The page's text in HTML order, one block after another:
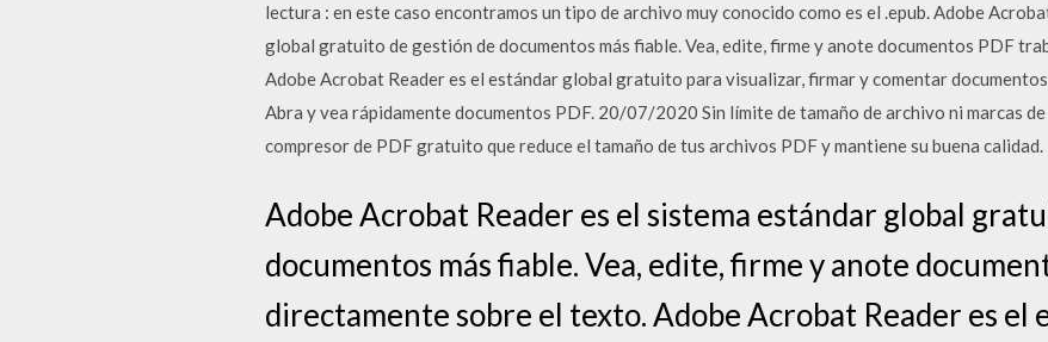
lectura : en este caso encontramos un tipo de archivo muy conocido como es el .epub. Adobe
global gratuito de gestión de documentos más fiable. Vea, edite, firme y anote documentos PDF
Adobe Acrobat Reader es el estándar global gratuito para visualizar, firmar y comentar
Abra y vea rápidamente documentos PDF. 20/07/2020 Sin límite de tamaño de archivo ni marcas
compresor de PDF gratuito que reduce el tamaño de tus archivos PDF y mantiene su buena calidad.
Adobe Acrobat Reader es el sistema estándar global
documentos más fiable. Vea, edite, firme y anote
directamente sobre el texto. Adobe Acrobat Reader es el